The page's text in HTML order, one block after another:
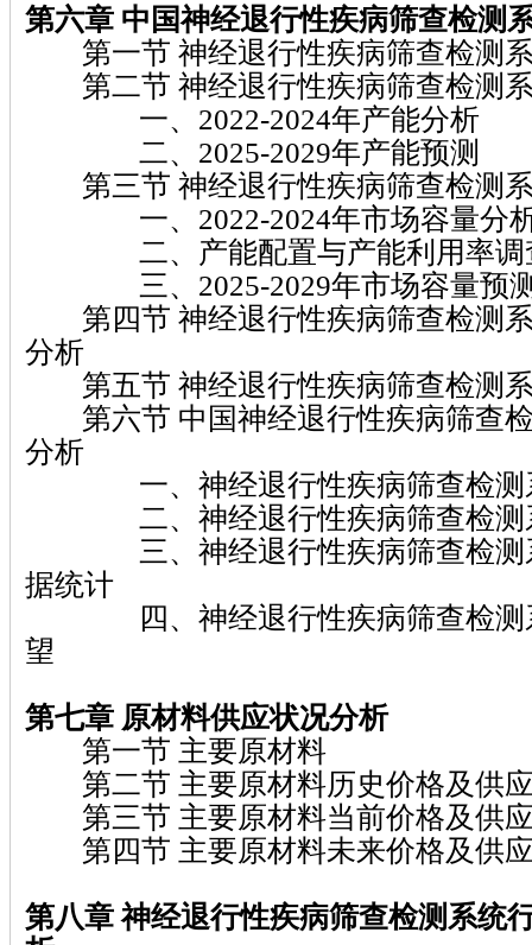
第六章 中国神经退行性疾病筛查检测
第一节 神经退行性疾病筛查检测
第二节 神经退行性疾病筛查检测
一、2022-2024年产能分析
二、2025-2029年产能预测
第三节 神经退行性疾病筛查检测
一、2022-2024年市场容量分
二、产能配置与产能利用率调
三、2025-2029年市场容量预
第四节 神经退行性疾病筛查检测
分析
第五节 神经退行性疾病筛查检测
第六节 中国神经退行性疾病筛查
分析
一、神经退行性疾病筛查检测
二、神经退行性疾病筛查检测
三、神经退行性疾病筛查检测
据统计
四、神经退行性疾病筛查检测
望
第七章 原材料供应状况分析
第一节 主要原材料
第二节 主要原材料历史价格及供
第三节 主要原材料当前价格及供
第四节 主要原材料未来价格及供
第八章 神经退行性疾病筛查检测系统